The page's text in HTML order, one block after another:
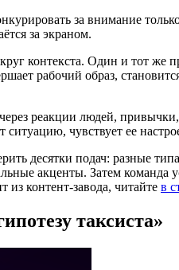
за внимание
за экраном.
контекста. Один и тот же
рабочий образ,
реакции людей,
ситуацию, чувствует ее
десятки подач: разные
акценты. Затем
из контент-завода, читайте в
таксиста»